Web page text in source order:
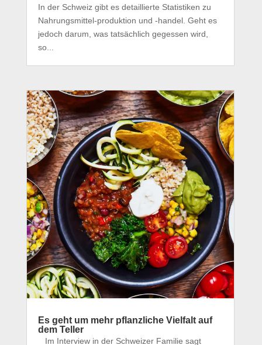
In der Schweiz gibt es detaillierte Statistiken zu
Nahrungsmittel-produktion und -handel. Geht es
jedoch darum, was tatsächlich gegessen wird,
so...
Es geht um mehr pflanzliche Vielfalt auf
dem Teller
Im Interview in der Schweizer Familie sagt